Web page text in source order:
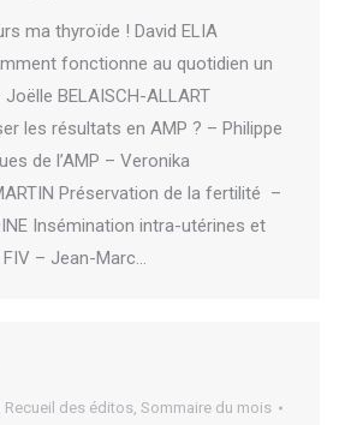
ma thyroïde ! David ELIA
fonctionne au quotidien un
Joëlle BELAISCH-ALLART
les résultats en AMP ? – Philippe
de l’AMP – Veronika
Préservation de la fertilité –
Insémination intra-utérines et
– Jean-Marc…
Recueil des éditos, Sommaire du mois